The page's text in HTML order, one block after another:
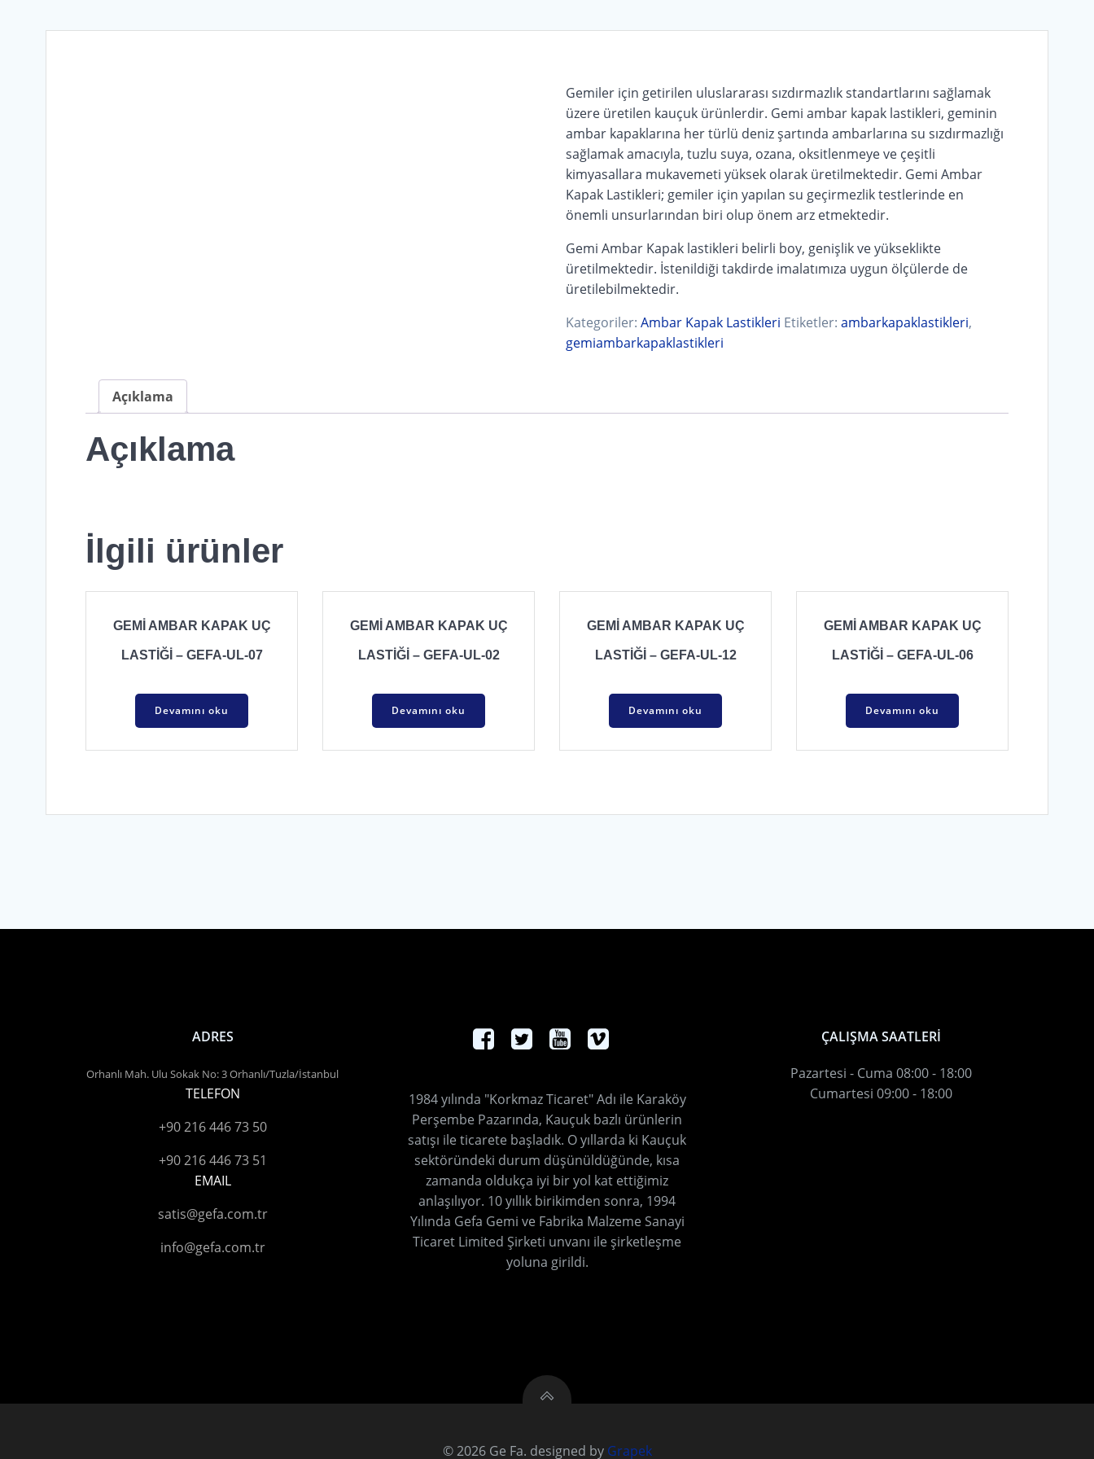
Gemiler için getirilen uluslararası sızdırmazlık standartlarını sağlamak
üzere üretilen kauçuk ürünlerdir. Gemi ambar kapak lastikleri, geminin
ambar kapaklarına her türlü deniz şartında ambarlarına su sızdırmazlığı
sağlamak amacıyla, tuzlu suya, ozana, oksitlenmeye ve çeşitli
kimyasallara mukavemeti yüksek olarak üretilmektedir. Gemi Ambar
Kapak Lastikleri; gemiler için yapılan su geçirmezlik testlerinde en
önemli unsurlarından biri olup önem arz etmektedir.
Gemi Ambar Kapak lastikleri belirli boy, genişlik ve yükseklikte
üretilmektedir. İstenildiği takdirde imalatımıza uygun ölçülerde de
üretilebilmektedir.
Kategoriler: Ambar Kapak Lastikleri Etiketler: ambarkapaklastikleri,
gemiambarkapaklastikleri
Açıklama
Açıklama
İlgili ürünler
GEMİ AMBAR KAPAK UÇ
LASTİĞİ – GEFA-UL-07
Devamını oku
GEMİ AMBAR KAPAK UÇ
LASTİĞİ – GEFA-UL-02
Devamını oku
GEMİ AMBAR KAPAK UÇ
LASTİĞİ – GEFA-UL-12
Devamını oku
GEMİ AMBAR KAPAK UÇ
LASTİĞİ – GEFA-UL-06
Devamını oku
ADRES
Orhanlı Mah. Ulu Sokak No: 3 Orhanlı/Tuzla/İstanbul
TELEFON
+90 216 446 73 50
+90 216 446 73 51
EMAIL
satis@gefa.com.tr
info@gefa.com.tr
1984 yılında "Korkmaz Ticaret" Adı ile Karaköy
Perşembe Pazarında, Kauçuk bazlı ürünlerin
satışı ile ticarete başladık. O yıllarda ki Kauçuk
sektöründeki durum düşünüldüğünde, kısa
zamanda oldukça iyi bir yol kat ettiğimiz
anlaşılıyor. 10 yıllık birikimden sonra, 1994
Yılında Gefa Gemi ve Fabrika Malzeme Sanayi
Ticaret Limited Şirketi unvanı ile şirketleşme
yoluna girildi.
ÇALIŞMA SAATLERİ
Pazartesi - Cuma 08:00 - 18:00
Cumartesi 09:00 - 18:00
© 2026 Ge Fa. designed by Grapek